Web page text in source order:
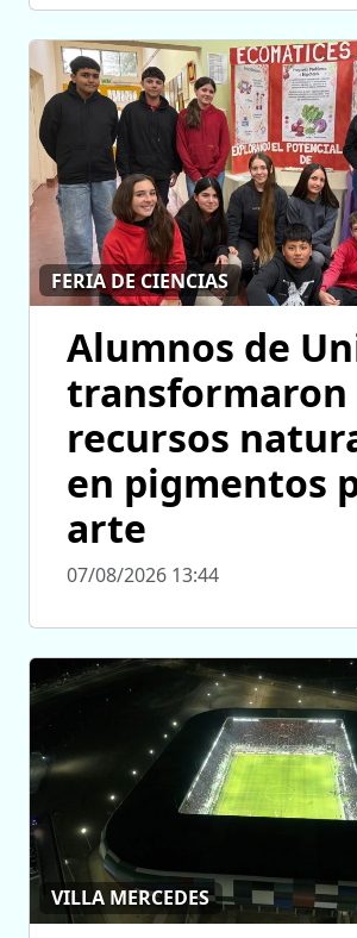
FERIA DE CIENCIAS
Alumnos de
transformaron
recursos
en pigmentos
arte
07/08/2026 13:44
VILLA MERCEDES